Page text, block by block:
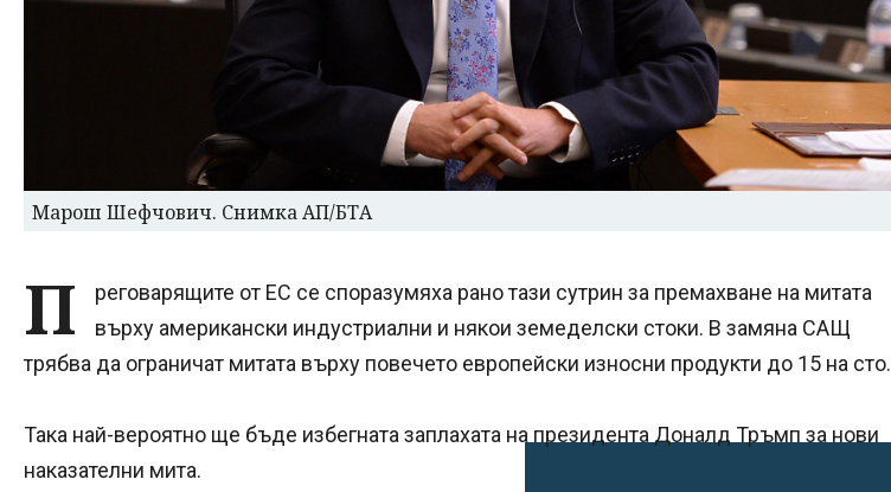
Марош Шефчович. Снимка АП/БТА
П
реговарящите от ЕС се споразумяха рано тази сутрин за премахване на митата
върху американски индустриални и някои земеделски стоки. В замяна САЩ
трябва да ограничат митата върху повечето европейски износни продукти до 15 на сто.
Така най-вероятно ще бъде избегната заплахата на президента Доналд Тръмп за нови
наказателни мита.